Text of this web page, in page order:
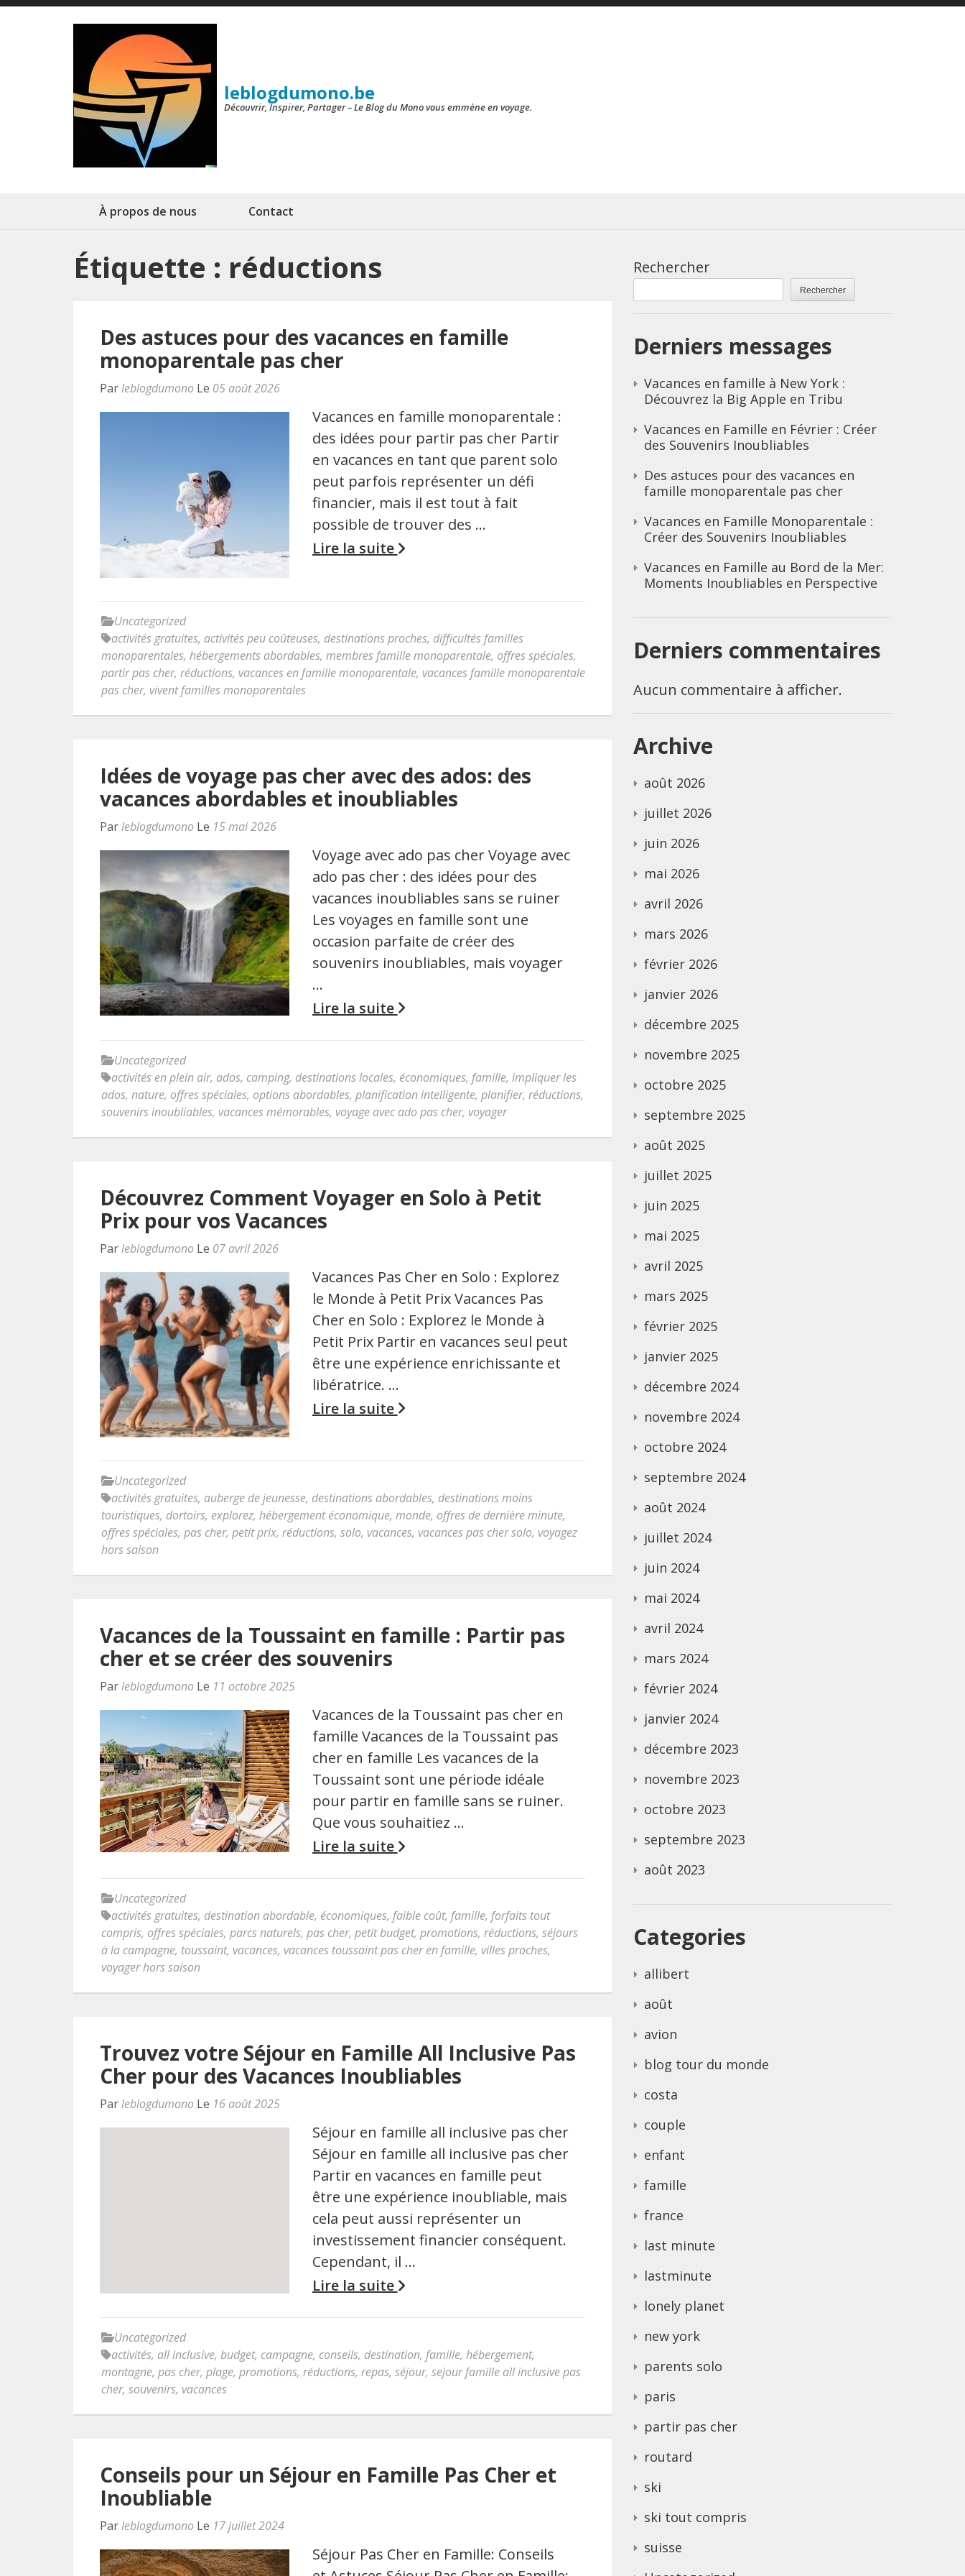
Aller
leblogdumono.be
Découvrir, Inspirer, Partager – Le Blog du Mono vous emmène en voyage.
À propos de nous Contact
Étiquette : réductions
Des astuces pour des vacances en famille
monoparentale pas cher
Parleblogdumono Le 05 août 2026
Vacances en famille monoparentale :
des idées pour partir pas cher Partir
en vacances en tant que parent solo
peut parfois représenter un défi
financier, mais il est tout à fait
possible de trouver des …
Lire la suite
Uncategorized
activités gratuites, activités peu coûteuses, destinations proches, difficultés familles
monoparentales, hébergements abordables, membres famille monoparentale, offres spéciales,
partir pas cher, réductions, vacances en famille monoparentale, vacances famille monoparentale
pas cher, vivent familles monoparentales
Idées de voyage pas cher avec des ados: des
vacances abordables et inoubliables
Parleblogdumono Le 15 mai 2026
Voyage avec ado pas cher Voyage avec
ado pas cher : des idées pour des
vacances inoubliables sans se ruiner
Les voyages en famille sont une
occasion parfaite de créer des
souvenirs inoubliables, mais voyager
…
Lire la suite
Uncategorized
activités en plein air, ados, camping, destinations locales, économiques, famille, impliquer les
ados, nature, offres spéciales, options abordables, planification intelligente, planifier, réductions,
souvenirs inoubliables, vacances mémorables, voyage avec ado pas cher, voyager
Découvrez Comment Voyager en Solo à Petit
Prix pour vos Vacances
Parleblogdumono Le 07 avril 2026
Vacances Pas Cher en Solo : Explorez
le Monde à Petit Prix Vacances Pas
Cher en Solo : Explorez le Monde à
Petit Prix Partir en vacances seul peut
être une expérience enrichissante et
libératrice. …
Lire la suite
Uncategorized
activités gratuites, auberge de jeunesse, destinations abordables, destinations moins
touristiques, dortoirs, explorez, hébergement économique, monde, offres de dernière minute,
offres spéciales, pas cher, petit prix, réductions, solo, vacances, vacances pas cher solo, voyagez
hors saison
Vacances de la Toussaint en famille : Partir pas
cher et se créer des souvenirs
Parleblogdumono Le 11 octobre 2025
Vacances de la Toussaint pas cher en
famille Vacances de la Toussaint pas
cher en famille Les vacances de la
Toussaint sont une période idéale
pour partir en famille sans se ruiner.
Que vous souhaitiez …
Lire la suite
Uncategorized
activités gratuites, destination abordable, économiques, faible coût, famille, forfaits tout
compris, offres spéciales, parcs naturels, pas cher, petit budget, promotions, réductions, séjours
à la campagne, toussaint, vacances, vacances toussaint pas cher en famille, villes proches,
voyager hors saison
Trouvez votre Séjour en Famille All Inclusive Pas
Cher pour des Vacances Inoubliables
Parleblogdumono Le 16 août 2025
Séjour en famille all inclusive pas cher
Séjour en famille all inclusive pas cher
Partir en vacances en famille peut
être une expérience inoubliable, mais
cela peut aussi représenter un
investissement financier conséquent.
Cependant, il …
Lire la suite
Uncategorized
activités, all inclusive, budget, campagne, conseils, destination, famille, hébergement,
montagne, pas cher, plage, promotions, réductions, repas, séjour, sejour famille all inclusive pas
cher, souvenirs, vacances
Conseils pour un Séjour en Famille Pas Cher et
Inoubliable
Parleblogdumono Le 17 juillet 2024
Séjour Pas Cher en Famille: Conseils
Rechercher
Rechercher
Derniers messages
Vacances en famille à New York :
Découvrez la Big Apple en Tribu
Vacances en Famille en Février : Créer
des Souvenirs Inoubliables
Des astuces pour des vacances en
famille monoparentale pas cher
Vacances en Famille Monoparentale :
Créer des Souvenirs Inoubliables
Vacances en Famille au Bord de la Mer:
Moments Inoubliables en Perspective
Derniers commentaires
Aucun commentaire à afficher.
Archive
août 2026
juillet 2026
juin 2026
mai 2026
avril 2026
mars 2026
février 2026
janvier 2026
décembre 2025
novembre 2025
octobre 2025
septembre 2025
août 2025
juillet 2025
juin 2025
mai 2025
avril 2025
mars 2025
février 2025
janvier 2025
décembre 2024
novembre 2024
octobre 2024
septembre 2024
août 2024
juillet 2024
juin 2024
mai 2024
avril 2024
mars 2024
février 2024
janvier 2024
décembre 2023
novembre 2023
octobre 2023
septembre 2023
août 2023
Categories
allibert
août
avion
blog tour du monde
costa
couple
enfant
famille
france
last minute
lastminute
lonely planet
new york
parents solo
paris
partir pas cher
routard
ski
ski tout compris
suisse